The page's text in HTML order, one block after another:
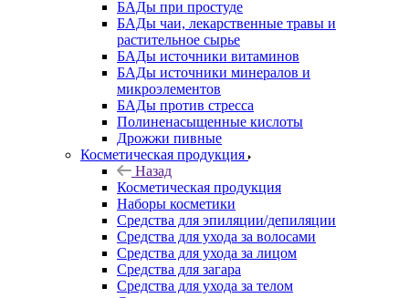
БАДы при простуде
БАДы чаи, лекарственные травы и
растительное сырье
БАДы источники витаминов
БАДы источники минералов и
микроэлементов
БАДы против стресса
Полиненасыщенные кислоты
Дрожжи пивные
Косметическая продукция
Назад
Косметическая продукция
Наборы косметики
Средства для эпиляции/депиляции
Средства для ухода за волосами
Средства для ухода за лицом
Средства для загара
Средства для ухода за телом